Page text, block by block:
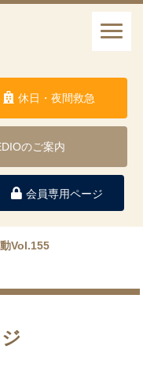
会員専用ページ
休日・夜間救急
のご案内
Vol.155